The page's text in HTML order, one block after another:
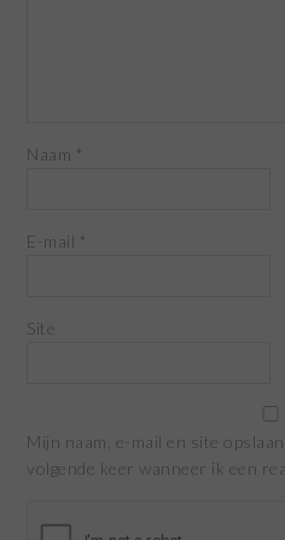
Naam *
E-mail *
Site
Mijn naam, e-mail en site
volgende keer wanneer ik een